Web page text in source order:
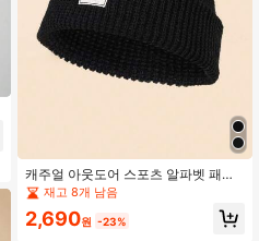
캐주얼 아웃도어 스포츠 알파벳 패턴
컬러 블로킹 퍼즐 안감 없음 비니 모자
남성용
재고 8개 남음
2,690원 -23%